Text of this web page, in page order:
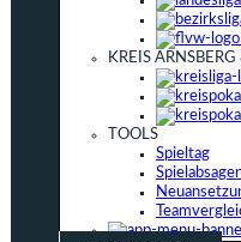
KREIS
TOOLS
Spieltag